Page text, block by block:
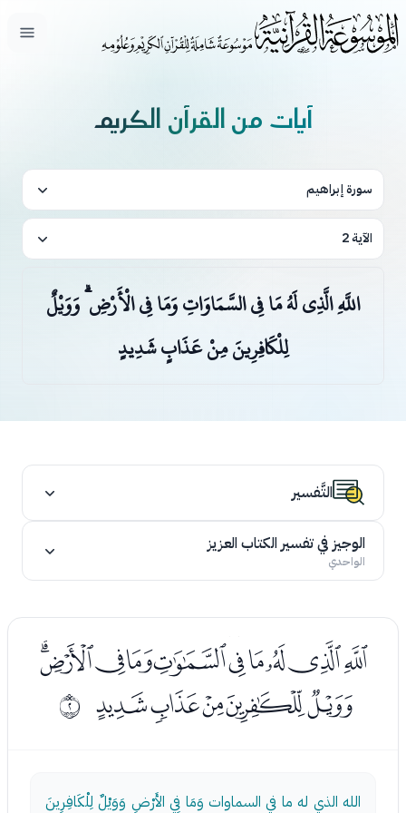
فتح
آيات من القرآن الكريم
سورة إبراهيم
الآية 2
اللَّهِ الَّذِي لَهُ مَا فِي السَّمَاوَاتِ وَمَا فِي الْأَرْضِ ۗ وَوَيْلٌ
لِلْكَافِرِينَ مِنْ عَذَابٍ شَدِيدٍ
التَّفسير
الوجيز في تفسير الكتاب العزيز
الواحدي
ﭴﭵﭶﭷﭸﭹﭺﭻﭼﭽ
ﭾﭿﮀﮁﮂ ﰁ
الله الذي له ما في السماوات وَمَا فِي الأَرْضِ وَوَيْلٌ لِلْكَافِرِينَ